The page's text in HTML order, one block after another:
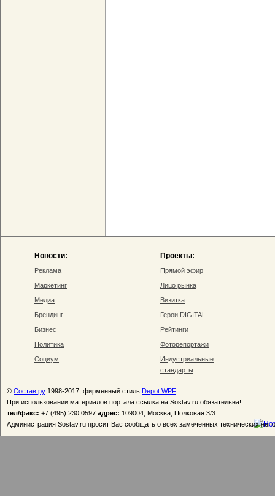
Новости:
Реклама
Маркетинг
Медиа
Брендинг
Бизнес
Политика
Социум
Проекты:
Прямой эфир
Лицо рынка
Визитка
Герои DIGITAL
Рейтинги
Фоторепортажи
Индустриальные
стандарты
© Состав.ру 1998-2017, фирменный стиль Depot WPF
При использовании материалов портала ссылка на Sostav.ru обязательна!
тел/факс: +7 (495) 230 0597 адрес: 109004, Москва, Полковая 3/3
Администрация Sostav.ru просит Вас сообщать о всех замеченных технических